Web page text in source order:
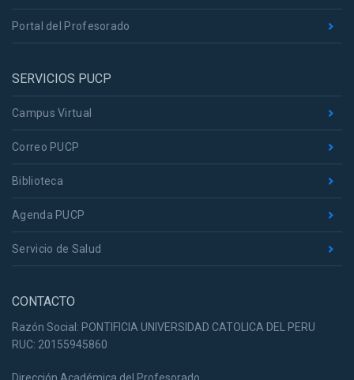
Portal del Profesorado
SERVICIOS PUCP
Campus Virtual
Correo PUCP
Biblioteca
Agenda PUCP
Servicio de Salud
CONTACTO
Razón Social: PONTIFICIA UNIVERSIDAD CATOLICA DEL PERU
RUC: 20155945860